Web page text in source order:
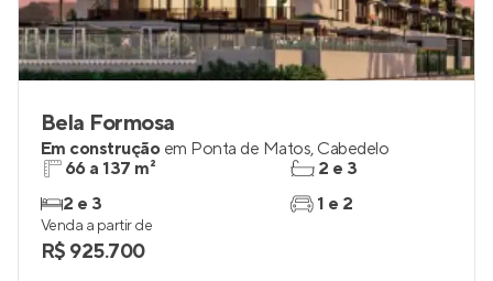
Bela Formosa
Em construção em Ponta de Matos, Cabedelo
66 a 137 m²
2 e 3
2 e 3
1 e 2
Venda a partir de
R$ 925.700